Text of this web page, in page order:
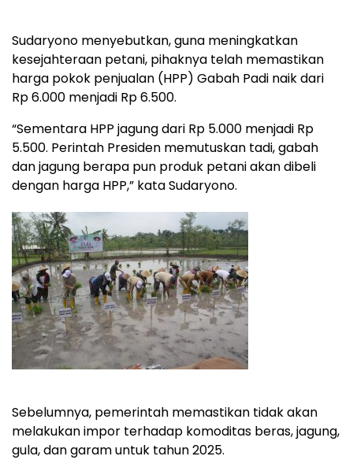
Sudaryono menyebutkan, guna meningkatkan
kesejahteraan petani, pihaknya telah memastikan
harga pokok penjualan (HPP) Gabah Padi naik dari
Rp 6.000 menjadi Rp 6.500.
“Sementara HPP jagung dari Rp 5.000 menjadi Rp
5.500. Perintah Presiden memutuskan tadi, gabah
dan jagung berapa pun produk petani akan dibeli
dengan harga HPP,” kata Sudaryono.
Sebelumnya, pemerintah memastikan tidak akan
melakukan impor terhadap komoditas beras, jagung,
gula, dan garam untuk tahun 2025.